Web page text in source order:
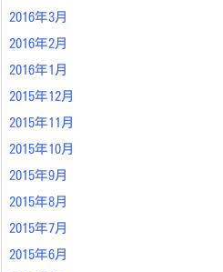
2016年3月
2016年2月
2016年1月
2015年12月
2015年11月
2015年10月
2015年9月
2015年8月
2015年7月
2015年6月